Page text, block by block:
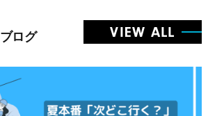
ブログ VIEW ALL